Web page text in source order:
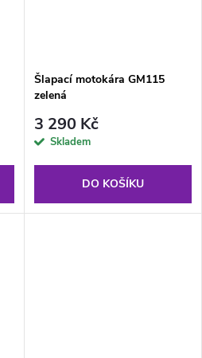
Šlapací motokára GM115
zelená
3 290 Kč
Skladem
DO KOŠÍKU